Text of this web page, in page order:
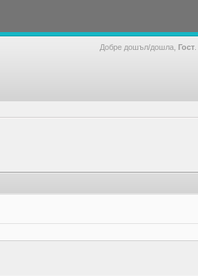
Добре дошъл/дошла, Гост